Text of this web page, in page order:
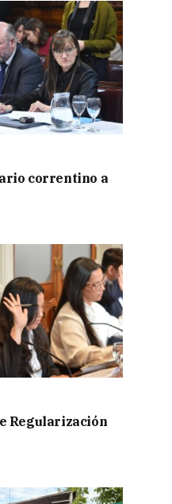
correntino a
Regularización